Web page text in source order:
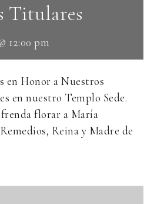
Titulares
12:00 pm
en Honor a Nuestros
en nuestro Templo Sede.
florar a María
Reina y Madre de